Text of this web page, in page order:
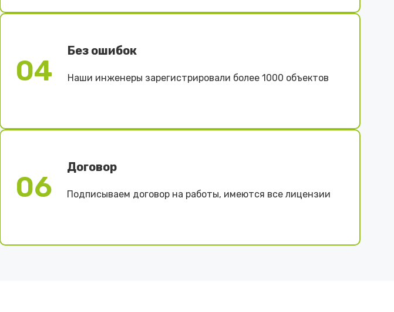
04
Без ошибок
Наши инженеры зарегистрировали более 1000 объектов
06
Договор
Подписываем договор на работы, имеются все лицензии